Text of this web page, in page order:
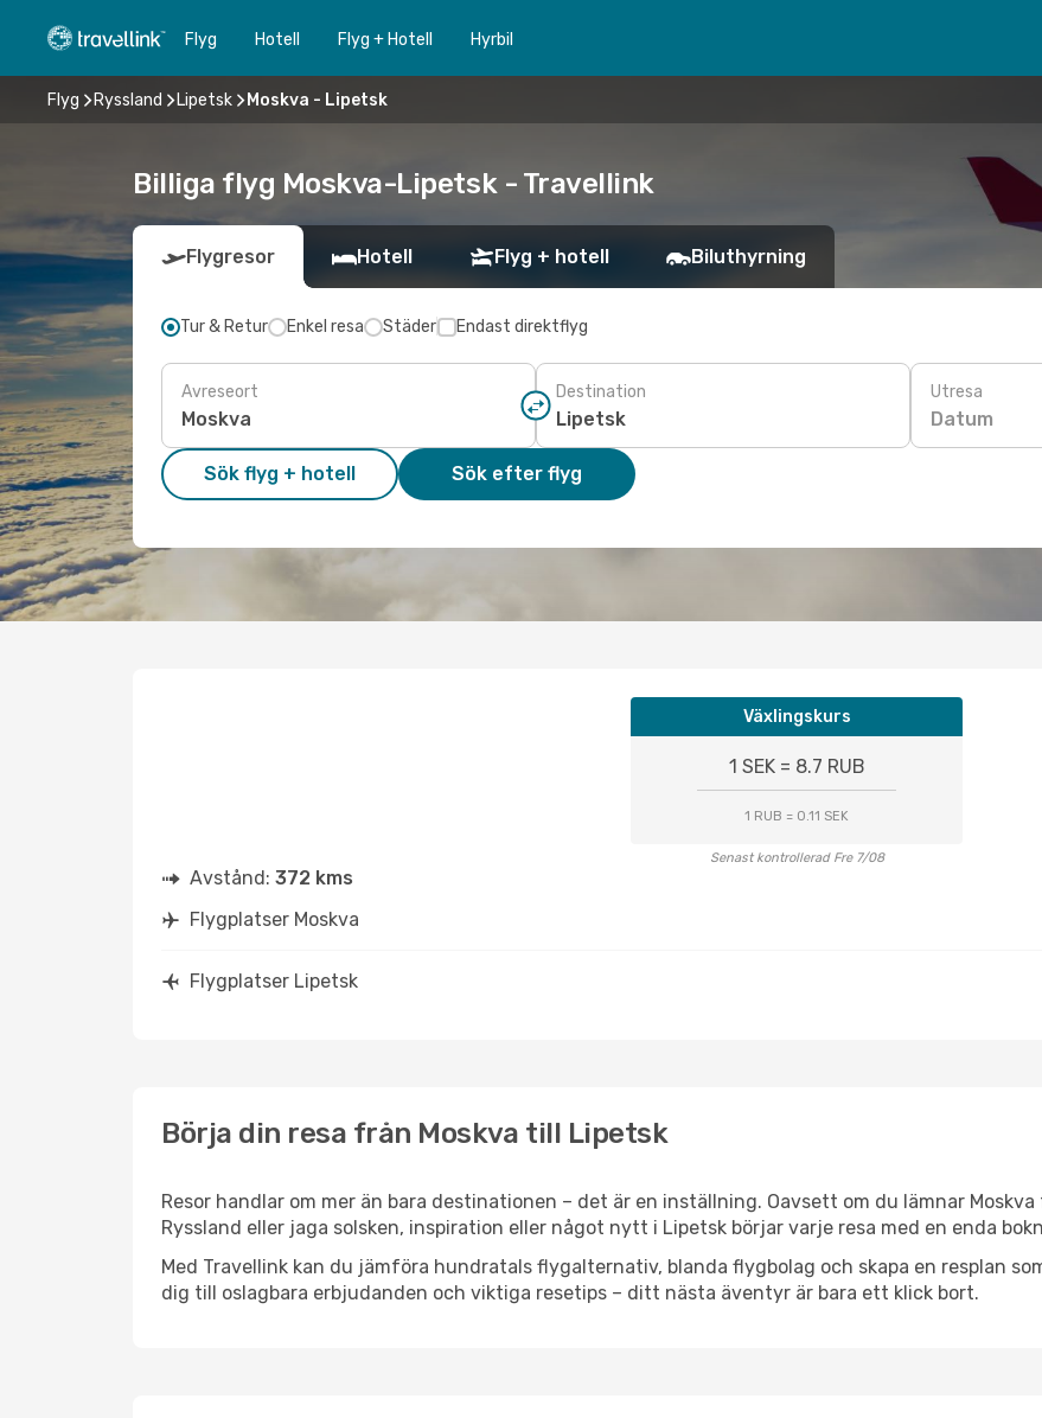
Flyg Hotell Flyg + Hotell Hyrbil
Flyg Ryssland Lipetsk Moskva - Lipetsk
Billiga flyg Moskva-Lipetsk - Travellink
Flygresor Hotell Flyg + hotell Biluthyrning
Tur & Retur Enkel resa Städer Endast direktflyg
Avreseort Destination Utresa
Datum
Sök flyg + hotell Sök efter flyg
Växlingskurs
1 SEK = 8.7 RUB
1 RUB = 0.11 SEK
Senast kontrollerad Fre 7/08
Avstånd: 372 kms
Flygplatser Moskva
Flygplatser Lipetsk
Börja din resa från Moskva till Lipetsk
Resor handlar om mer än bara destinationen – det är en inställning. Oavsett om du lämnar
Ryssland eller jaga solsken, inspiration eller något nytt i Lipetsk börjar varje resa med en enda
Med Travellink kan du jämföra hundratals flygalternativ, blanda flygbolag och skapa en resplan
dig till oslagbara erbjudanden och viktiga resetips – ditt nästa äventyr är bara ett klick bort.